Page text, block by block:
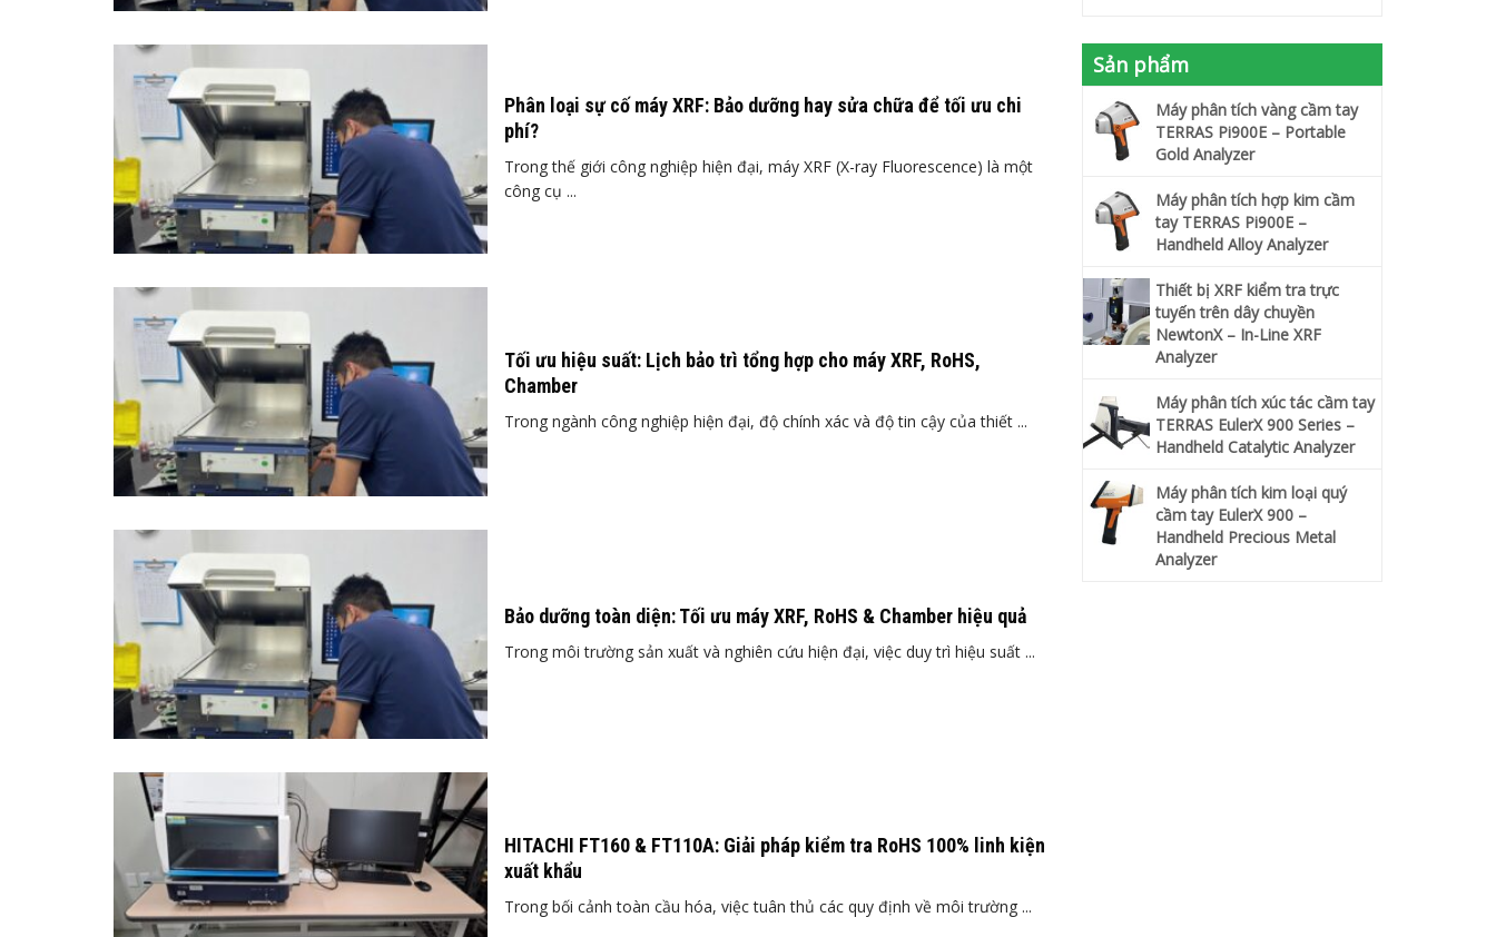
Phân loại sự cố máy XRF: Bảo dưỡng hay sửa chữa để tối ưu chi
phí?
Trong thế giới công nghiệp hiện đại, máy XRF (X-ray Fluorescence) là một
công cụ ...
Tối ưu hiệu suất: Lịch bảo trì tổng hợp cho máy XRF, RoHS,
Chamber
Trong ngành công nghiệp hiện đại, độ chính xác và độ tin cậy của thiết ...
Bảo dưỡng toàn diện: Tối ưu máy XRF, RoHS & Chamber hiệu quả
Trong môi trường sản xuất và nghiên cứu hiện đại, việc duy trì hiệu suất ...
HITACHI FT160 & FT110A: Giải pháp kiểm tra RoHS 100% linh kiện
xuất khẩu
Trong bối cảnh toàn cầu hóa, việc tuân thủ các quy định về môi trường ...
Sản phẩm
Máy phân tích vàng cầm tay
TERRAS Pi900E – Portable
Gold Analyzer
Máy phân tích hợp kim cầm
tay TERRAS Pi900E –
Handheld Alloy Analyzer
Thiết bị XRF kiểm tra trực
tuyến trên dây chuyền
NewtonX – In-Line XRF
Analyzer
Máy phân tích xúc tác cầm tay
TERRAS EulerX 900 Series –
Handheld Catalytic Analyzer
Máy phân tích kim loại quý
cầm tay EulerX 900 –
Handheld Precious Metal
Analyzer